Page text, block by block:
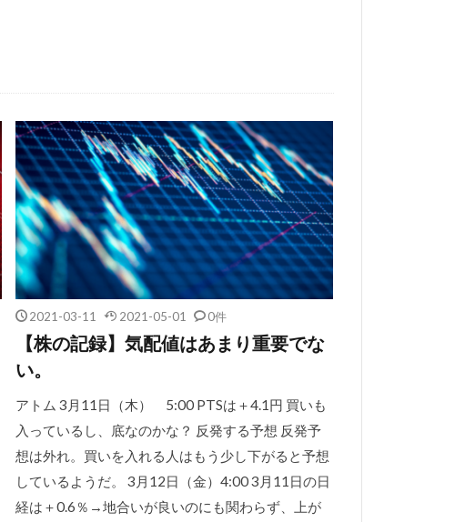
2021-03-11 2021-05-01 0件
【株の記録】気配値はあまり重要でな
い。
アトム 3月11日（木） 5:00 PTSは＋4.1円 買いも
入っているし、底なのかな？ 反発する予想 反発予
想は外れ。買いを入れる人はもう少し下がると予想
しているようだ。 3月12日（金）4:00 3月11日の日
経は＋0.6％→地合いが良いのにも関わらず、上が